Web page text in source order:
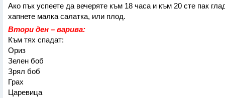
Ако пък успеете да вечеряте към 18 часа и към 20 сте пак
хапнете малка салатка, или плод.
Втори ден – варива:
Към тях спадат:
Ориз
Зелен боб
Зрял боб
Грах
Царевица